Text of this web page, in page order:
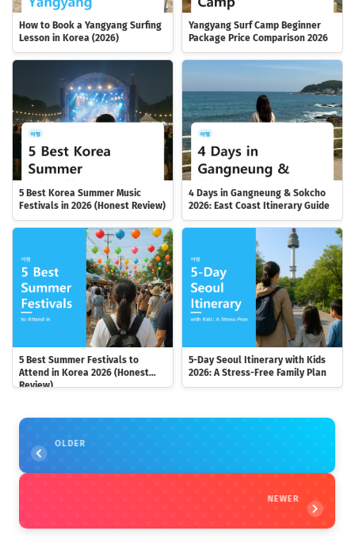
How to Book a Yangyang Surfing
Lesson in Korea (2026)
Yangyang Surf Camp Beginner
Package Price Comparison 2026
5 Best Korea Summer Music
Festivals in 2026 (Honest Review)
4 Days in Gangneung & Sokcho
2026: East Coast Itinerary Guide
5 Best Summer Festivals to
Attend in Korea 2026 (Honest
Review)
5-Day Seoul Itinerary with Kids
2026: A Stress-Free Family Plan
OLDER
NEWER